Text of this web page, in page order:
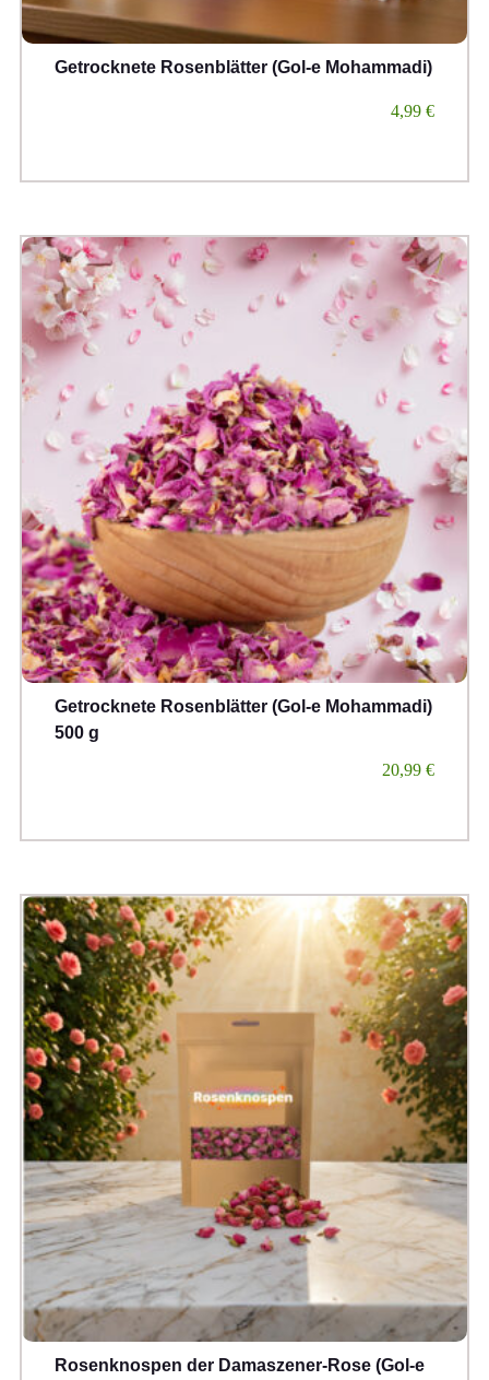
Getrocknete Rosenblätter (Gol-e Mohammadi)
€
4,99
Getrocknete Rosenblätter (Gol-e Mohammadi)
500 g
€
20,99
Rosenknospen der Damaszener-Rose (Gol-e